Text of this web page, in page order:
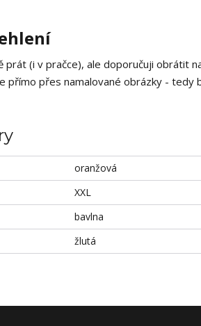
prát (i v pračce), ale doporučuji obrátit
přímo přes namalované obrázky -
oranžová
XXL
bavlna
žlutá